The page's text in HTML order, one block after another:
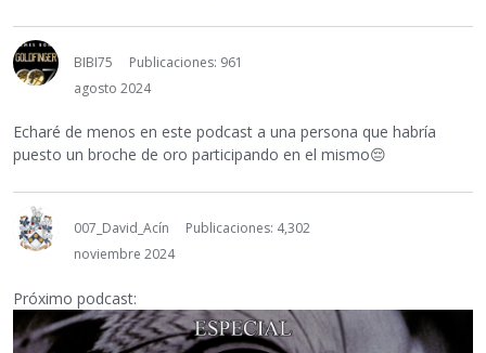
BIBI75
Publicaciones: 961
agosto 2024
Echaré de menos en este podcast a una persona que habría
puesto un broche de oro participando en el mismo😔
007_David_Acín
Publicaciones: 4,302
noviembre 2024
Próximo podcast: